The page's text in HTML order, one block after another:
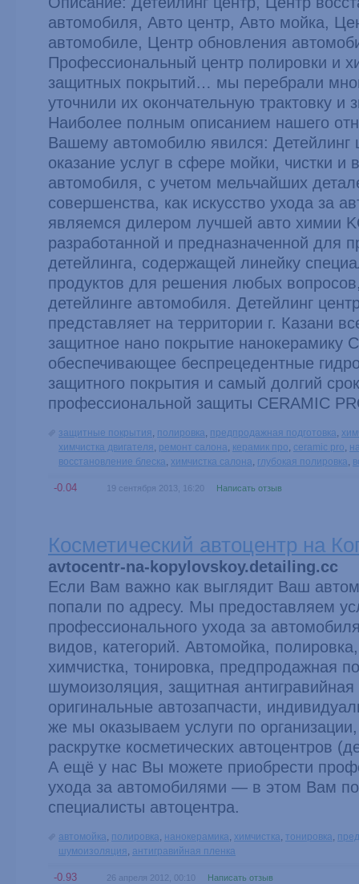
автомобиля, Авто центр, Авто мойка,
автомобиле, Центр обновления
Профессиональный центр полировки и
защитных покрытий… мы перебрали
уточнили их окончательную трактовку и
Наиболее полным описанием нашего
Вашему автомобилю явился: Детейлинг
оказание услуг в сфере мойки, чистки и
автомобиля, с учетом мельчайших
совершенства, как искусство ухода за
являемся дилером лучшей авто химии
разработанной и предназначенной для
детейлинга, содержащей линейку
продуктов для решения любых
детейлинге автомобиля. Детейлинг
представляет на территории г. Казани
защитное нано покрытие нанокерамику
обеспечивающее беспрецедентные
защитного покрытия и самый долгий
профессиональной защиты CERAMIC
защитные покрытия, полировка, предпродажная подготовка,
химчистка двигателя, ремонт салона, керамик про, ceramic pro,
восстановление блеска, химчистка салона, глубокая полировка,
-0.04 19 сентября 2013, 16:20 Написать отзыв
Косметический автоцентр на
avtocentr-na-kopylovskoy.detailing.cc
Если Вам важно как выглядит Ваш
попали по адресу. Мы предоставляем
профессионального ухода за
видов, категорий. Автомойка,
химчистка, тонировка, предпродажная
шумоизоляция, защитная антигравийная
оригинальные автозапчасти,
же мы оказываем услуги по
раскрутке косметических автоцентров
А ещё у нас Вы можете приобрести
ухода за автомобилями — в этом Вам
специалисты автоцентра.
автомойка, полировка, нанокерамика, химчистка, тонировка,
шумоизоляция, антигравийная пленка
-0.93 26 апреля 2012, 00:10 Написать отзыв